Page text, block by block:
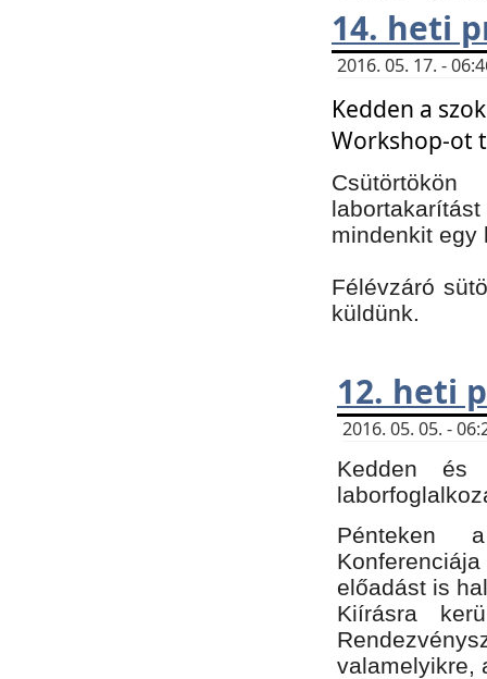
14. heti
2016. 05. 17. -
Kedden a
Workshop-ot
mindenkit
Félévzáró
küldünk.
12. heti
2016. 05. 05. -
Kedden és
Pénteken
előadást is
Kiírásra
valamelyikre,